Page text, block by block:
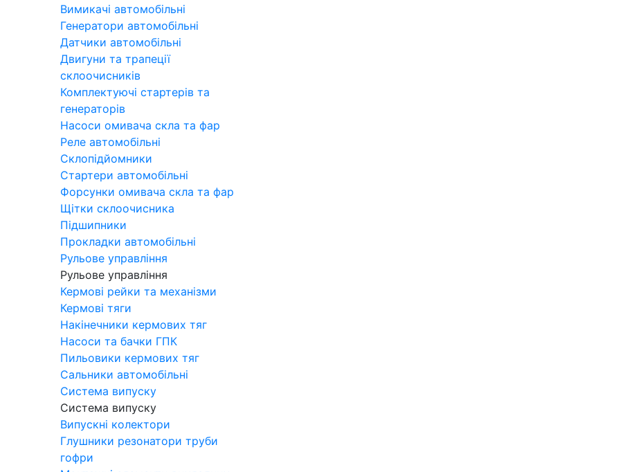
Вимикачі автомобільні
Генератори автомобільні
Датчики автомобільні
Двигуни та трапеції
склоочисників
Комплектуючі стартерів та
генераторів
Насоси омивача скла та фар
Реле автомобільні
Склопідйомники
Стартери автомобільні
Форсунки омивача скла та фар
Щітки склоочисника
Підшипники
Прокладки автомобільні
Рульове управління
Рульове управління
Кермові рейки та механізми
Кермові тяги
Накінечники кермових тяг
Насоси та бачки ГПК
Пильовики кермових тяг
Сальники автомобільні
Система випуску
Система випуску
Випускні колектори
Глушники резонатори труби
гофри